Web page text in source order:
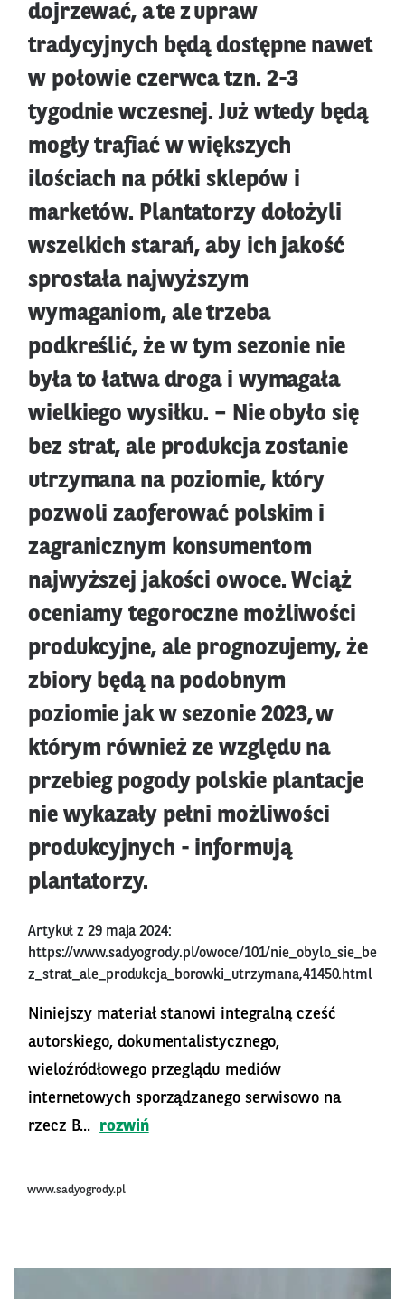
dojrzewać, a te z upraw
tradycyjnych będą dostępne nawet
w połowie czerwca tzn. 2-3
tygodnie wczesnej. Już wtedy będą
mogły trafiać w większych
ilościach na półki sklepów i
marketów. Plantatorzy dołożyli
wszelkich starań, aby ich jakość
sprostała najwyższym
wymaganiom, ale trzeba
podkreślić, że w tym sezonie nie
była to łatwa droga i wymagała
wielkiego wysiłku. – Nie obyło się
bez strat, ale produkcja zostanie
utrzymana na poziomie, który
pozwoli zaoferować polskim i
zagranicznym konsumentom
najwyższej jakości owoce. Wciąż
oceniamy tegoroczne możliwości
produkcyjne, ale prognozujemy, że
zbiory będą na podobnym
poziomie jak w sezonie 2023, w
którym również ze względu na
przebieg pogody polskie plantacje
nie wykazały pełni możliwości
produkcyjnych - informują
plantatorzy.
Artykuł z 29 maja 2024:
https://www.sadyogrody.pl/owoce/101/nie_obylo_sie_be
z_strat_ale_produkcja_borowki_utrzymana,41450.html
Niniejszy materiał stanowi integralną cześć
autorskiego, dokumentalistycznego,
wieloźródłowego przeglądu mediów
internetowych sporządzanego serwisowo na
rzecz B...
rozwiń
www.sadyogrody.pl